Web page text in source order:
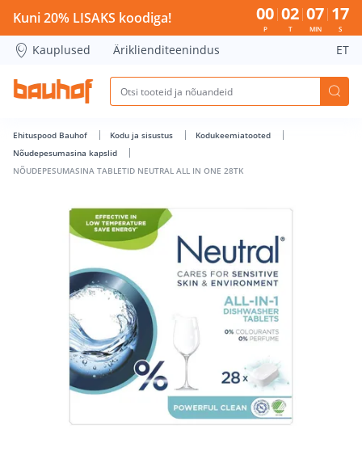
NÕUDEPESUMASINA TABLETID NEUTRAL ALL IN ONE
Kuni 20% LISAKS koodiga! 00
P
02
T
07
MIN
16
S
Kauplused Äriklienditeenindus ET
Ehituspood Bauhof Kodu ja sisustus
Kodukeemiatooted
Nõudepesumasina kapslid
NÕUDEPESUMASINA TABLETID NEUTRAL ALL IN ONE 28TK